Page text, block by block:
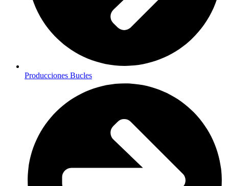
Producciones Bucles